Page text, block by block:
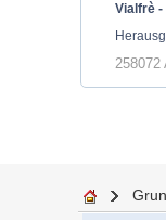
Vialfrè -
258072